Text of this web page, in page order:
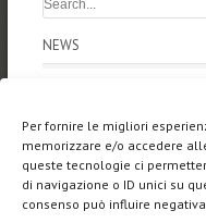
Per fornire le migliori
memorizzare e/o accedere
queste tecnologie ci
di navigazione o ID unici su
consenso può influire
NEWS
Silenzi, articolo di
SILENZI, personal
LUCE VENEZIANA a